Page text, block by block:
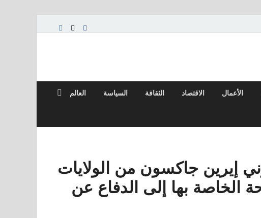
الأعمال الاقتصاد الثقافة السياسة العالم
إيرين جاكسون من الولايات
الخاصة بها إلى الدفاع عن